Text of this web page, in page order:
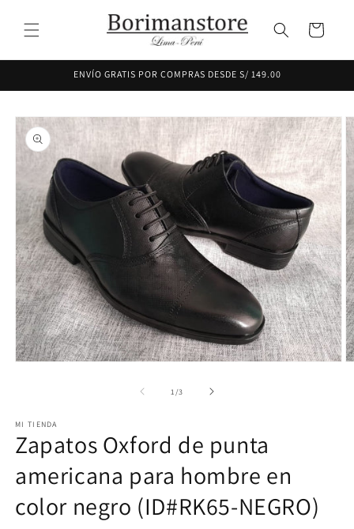
al contenido
Carrito
ENVÍO GRATIS POR COMPRAS DESDE S/ 149.00
directamente
a la
información
del producto
una
ventana
modal
1/de
3
MI TIENDA
Zapatos Oxford de punta
americana para hombre en
color negro (ID#RK65-NEGRO)